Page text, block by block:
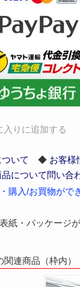
入りに追加する
いて ◆ お客様
品について問い合
購入/お買物がで
紙・パッケージ
関連商品（枠内）